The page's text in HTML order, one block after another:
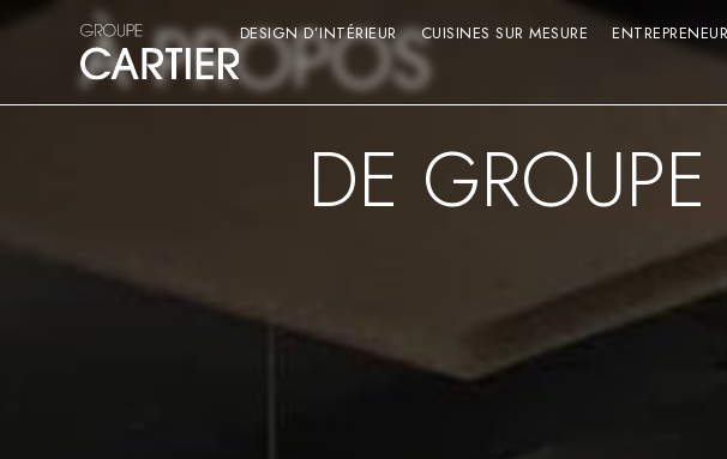
DESIGN D’INTÉRIEUR CUISINES SUR MESURE
À PROPOS
DE